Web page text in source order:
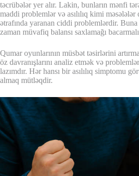
təcrübələr yer alır. Lakin, bunların mənfi
maddi problemlər və asılılıq kimi məsələlər
ətrafında yaranan ciddi problemlərdir.
zaman müvafiq balansı saxlamağı
Qumar oyunlarının müsbət təsirlərini
öz davranışlarını analiz etmək və
lazımdır. Hər hansı bir asılılıq simptomu
almaq mütləqdir.